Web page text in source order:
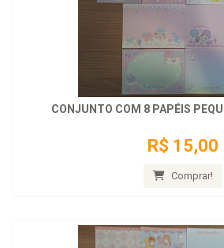
CONJUNTO COM 8 PAPÉIS
R$ 15,00
Comprar!